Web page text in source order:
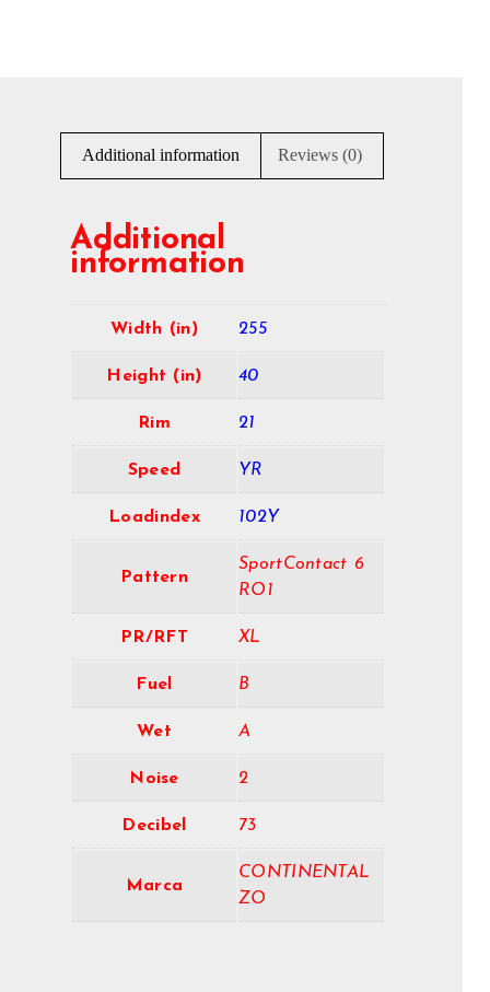
Additional information Reviews (0)
Additional
information
Width (in) 255
Height (in) 40
Rim 21
Speed YR
Loadindex 102Y
Pattern
SportContact 6
RO1
PR/RFT XL
Fuel B
Wet A
Noise 2
Decibel 73
Marca
CONTINENTAL
ZO